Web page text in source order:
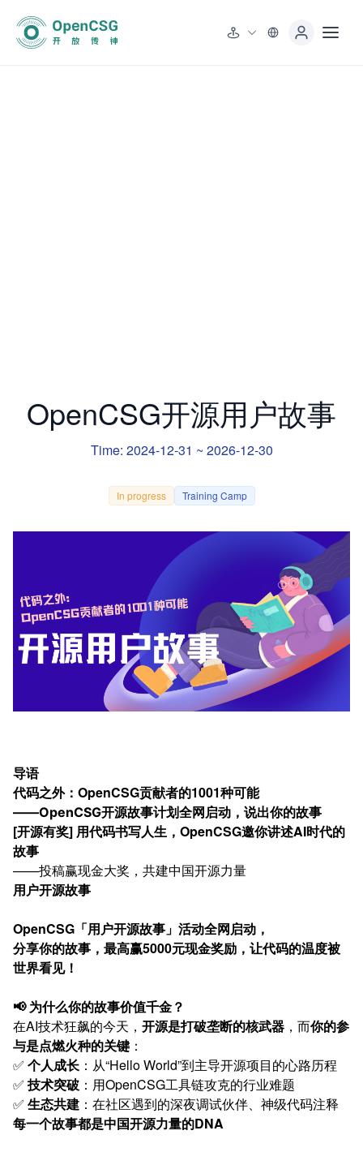
OpenCSG开源用户故事
Time: 2024-12-31 ~ 2026-12-30
In progress Training Camp
导语
代码之外：OpenCSG贡献者的1001种可能
——OpenCSG开源故事计划全网启动，说出你的故事
[开源有奖] 用代码书写人生，OpenCSG邀你讲述AI时代的
故事
——投稿赢现金大奖，共建中国开源力量
用户开源故事
OpenCSG「用户开源故事」活动全网启动，
分享你的故事，最高赢5000元现金奖励，让代码的温度被
世界看见！
📢 为什么你的故事价值千金？
在AI技术狂飙的今天， 开源是打破垄断的核武器 ，而你的参
与是点燃火种的关键 ：
✅ 个人成长 ：从“Hello World”到主导开源项目的心路历程
✅ 技术突破 ：用OpenCSG工具链攻克的行业难题
✅ 生态共建 ：在社区遇到的深夜调试伙伴、神级代码注释
每一个故事都是中国开源力量的DNA